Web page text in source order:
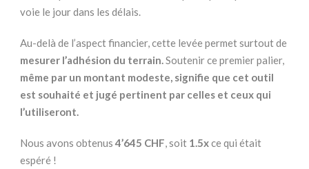
voie le jour dans les délais.
Au-delà de l’aspect financier, cette levée permet surtout de
mesurer l’adhésion du terrain.Soutenir ce premier palier,
même par un montant modeste, signifie que cet outil
est souhaité et jugé pertinent par celles et ceux qui
l’utiliseront.
Nous avons obtenus 4’645 CHF, soit 1.5xce qui était
espéré !